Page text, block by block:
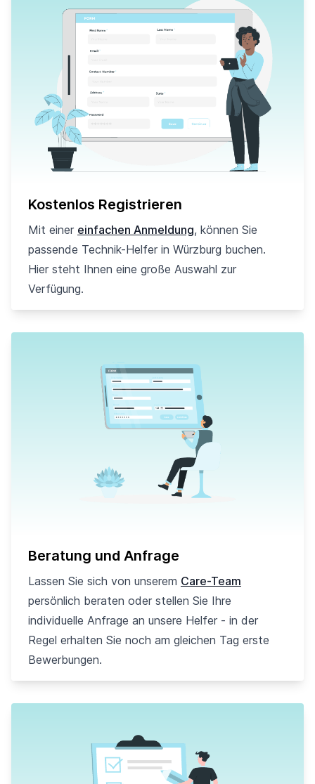
Kostenlos Registrieren
Mit einer einfachen Anmeldung, können Sie
passende Technik-Helfer in Würzburg buchen.
Hier steht Ihnen eine große Auswahl zur
Verfügung.
Beratung und Anfrage
Lassen Sie sich von unserem Care-Team
persönlich beraten oder stellen Sie Ihre
individuelle Anfrage an unsere Helfer - in der
Regel erhalten Sie noch am gleichen Tag erste
Bewerbungen.